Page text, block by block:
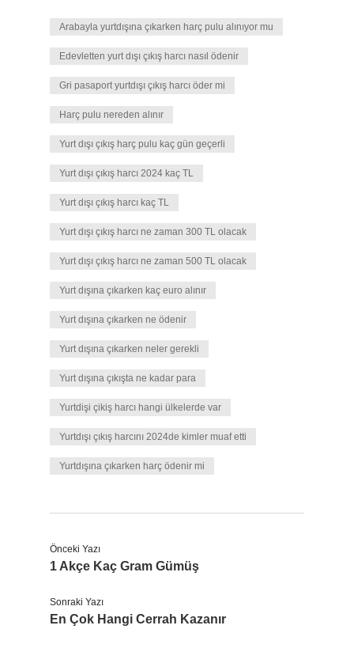
Arabayla yurtdışına çıkarken harç pulu alınıyor mu
Edevletten yurt dışı çıkış harcı nasıl ödenir
Gri pasaport yurtdışı çıkış harcı öder mi
Harç pulu nereden alınır
Yurt dışı çıkış harç pulu kaç gün geçerli
Yurt dışı çıkış harcı 2024 kaç TL
Yurt dışı çıkış harcı kaç TL
Yurt dışı çıkış harcı ne zaman 300 TL olacak
Yurt dışı çıkış harcı ne zaman 500 TL olacak
Yurt dışına çıkarken kaç euro alınır
Yurt dışına çıkarken ne ödenir
Yurt dışına çıkarken neler gerekli
Yurt dışına çıkışta ne kadar para
Yurtdişi çikiş harcı hangi ülkelerde var
Yurtdışı çıkış harcını 2024de kimler muaf etti
Yurtdışına çıkarken harç ödenir mi
Önceki Yazı
1 Akçe Kaç Gram Gümüş
Sonraki Yazı
En Çok Hangi Cerrah Kazanır